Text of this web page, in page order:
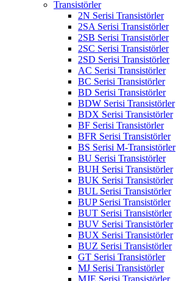
Transistörler
2N Serisi Transistörler
2SA Serisi Transistörler
2SB Serisi Transistörler
2SC Serisi Transistörler
2SD Serisi Transistörler
AC Serisi Transistörler
BC Serisi Transistörler
BD Serisi Transistörler
BDW Serisi Transistörler
BDX Serisi Transistörler
BF Serisi Transistörler
BFR Serisi Transistörler
BS Serisi M-Transistörler
BU Serisi Transistörler
BUH Serisi Transistörler
BUK Serisi Transistörler
BUL Serisi Transistörler
BUP Serisi Transistörler
BUT Serisi Transistörler
BUV Serisi Transistörler
BUX Serisi Transistörler
BUZ Serisi Transistörler
GT Serisi Transistörler
MJ Serisi Transistörler
MJE Serisi Transistörler